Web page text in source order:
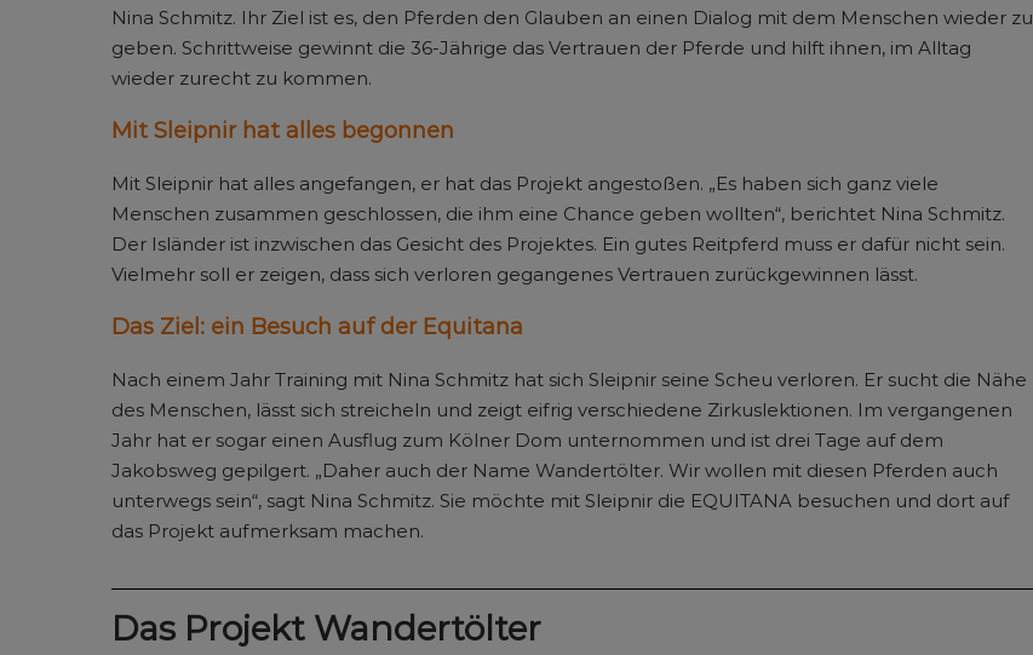
Nina Schmitz. Ihr Ziel ist es, den Pferden den Glauben an einen Dialog mit dem Menschen wieder zu
geben. Schrittweise gewinnt die 36-Jährige das Vertrauen der Pferde und hilft ihnen, im Alltag
wieder zurecht zu kommen.
Mit Sleipnir hat alles begonnen
Mit Sleipnir hat alles angefangen, er hat das Projekt angestoßen. „Es haben sich ganz viele
Menschen zusammen geschlossen, die ihm eine Chance geben wollten“, berichtet Nina Schmitz.
Der Isländer ist inzwischen das Gesicht des Projektes. Ein gutes Reitpferd muss er dafür nicht sein.
Vielmehr soll er zeigen, dass sich verloren gegangenes Vertrauen zurückgewinnen lässt.
Das Ziel: ein Besuch auf der Equitana
Nach einem Jahr Training mit Nina Schmitz hat sich Sleipnir seine Scheu verloren. Er sucht die Nähe
des Menschen, lässt sich streicheln und zeigt eifrig verschiedene Zirkuslektionen. Im vergangenen
Jahr hat er sogar einen Ausflug zum Kölner Dom unternommen und ist drei Tage auf dem
Jakobsweg gepilgert. „Daher auch der Name Wandertölter. Wir wollen mit diesen Pferden auch
unterwegs sein“, sagt Nina Schmitz. Sie möchte mit Sleipnir die EQUITANA besuchen und dort auf
das Projekt aufmerksam machen.
Das Projekt Wandertölter